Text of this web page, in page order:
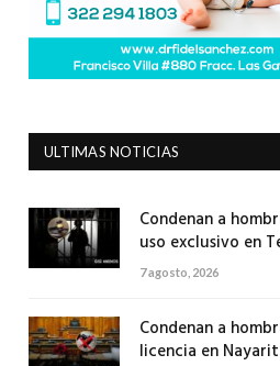
ULTIMAS NOTICIAS
Condenan a
uso exclusivo en
7 agosto, 2026
Condenan a
licencia en Nayarit